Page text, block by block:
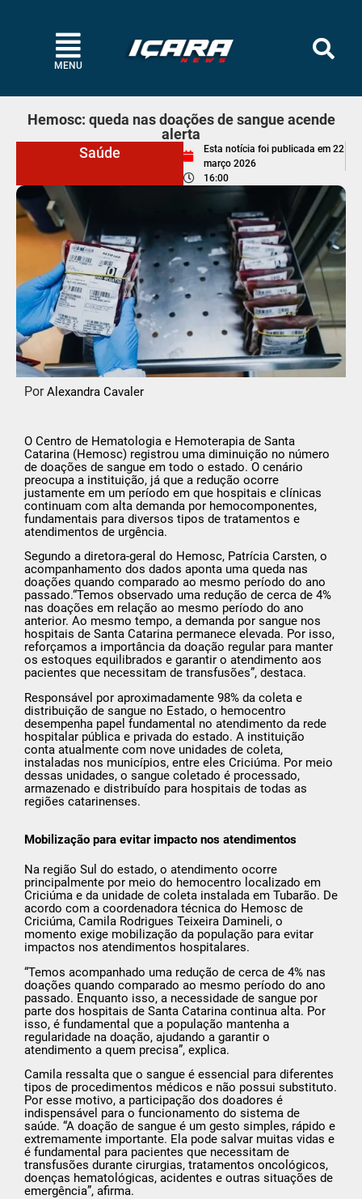
MENU
Hemosc: queda nas doações de sangue acende
alerta
Saúde
Esta notícia foi publicada em 22
março 2026
16:00
PorAlexandra Cavaler
O Centro de Hematologia e Hemoterapia de Santa
Catarina (Hemosc) registrou uma diminuição no número
de doações de sangue em todo o estado. O cenário
preocupa a instituição, já que a redução ocorre
justamente em um período em que hospitais e clínicas
continuam com alta demanda por hemocomponentes,
fundamentais para diversos tipos de tratamentos e
atendimentos de urgência.
Segundo a diretora-geral do Hemosc, Patrícia Carsten, o
acompanhamento dos dados aponta uma queda nas
doações quando comparado ao mesmo período do ano
passado.“Temos observado uma redução de cerca de 4%
nas doações em relação ao mesmo período do ano
anterior. Ao mesmo tempo, a demanda por sangue nos
hospitais de Santa Catarina permanece elevada. Por isso,
reforçamos a importância da doação regular para manter
os estoques equilibrados e garantir o atendimento aos
pacientes que necessitam de transfusões”, destaca.
Responsável por aproximadamente 98% da coleta e
distribuição de sangue no Estado, o hemocentro
desempenha papel fundamental no atendimento da rede
hospitalar pública e privada do estado. A instituição
conta atualmente com nove unidades de coleta,
instaladas nos municípios, entre eles Criciúma. Por meio
dessas unidades, o sangue coletado é processado,
armazenado e distribuído para hospitais de todas as
regiões catarinenses.
Mobilização para evitar impacto nos atendimentos
Na região Sul do estado, o atendimento ocorre
principalmente por meio do hemocentro localizado em
Criciúma e da unidade de coleta instalada em Tubarão. De
acordo com a coordenadora técnica do Hemosc de
Criciúma, Camila Rodrigues Teixeira Damineli, o
momento exige mobilização da população para evitar
impactos nos atendimentos hospitalares.
“Temos acompanhado uma redução de cerca de 4% nas
doações quando comparado ao mesmo período do ano
passado. Enquanto isso, a necessidade de sangue por
parte dos hospitais de Santa Catarina continua alta. Por
isso, é fundamental que a população mantenha a
regularidade na doação, ajudando a garantir o
atendimento a quem precisa”, explica.
Camila ressalta que o sangue é essencial para diferentes
tipos de procedimentos médicos e não possui substituto.
Por esse motivo, a participação dos doadores é
indispensável para o funcionamento do sistema de
saúde. “A doação de sangue é um gesto simples, rápido e
extremamente importante. Ela pode salvar muitas vidas e
é fundamental para pacientes que necessitam de
transfusões durante cirurgias, tratamentos oncológicos,
doenças hematológicas, acidentes e outras situações de
emergência”, afirma.